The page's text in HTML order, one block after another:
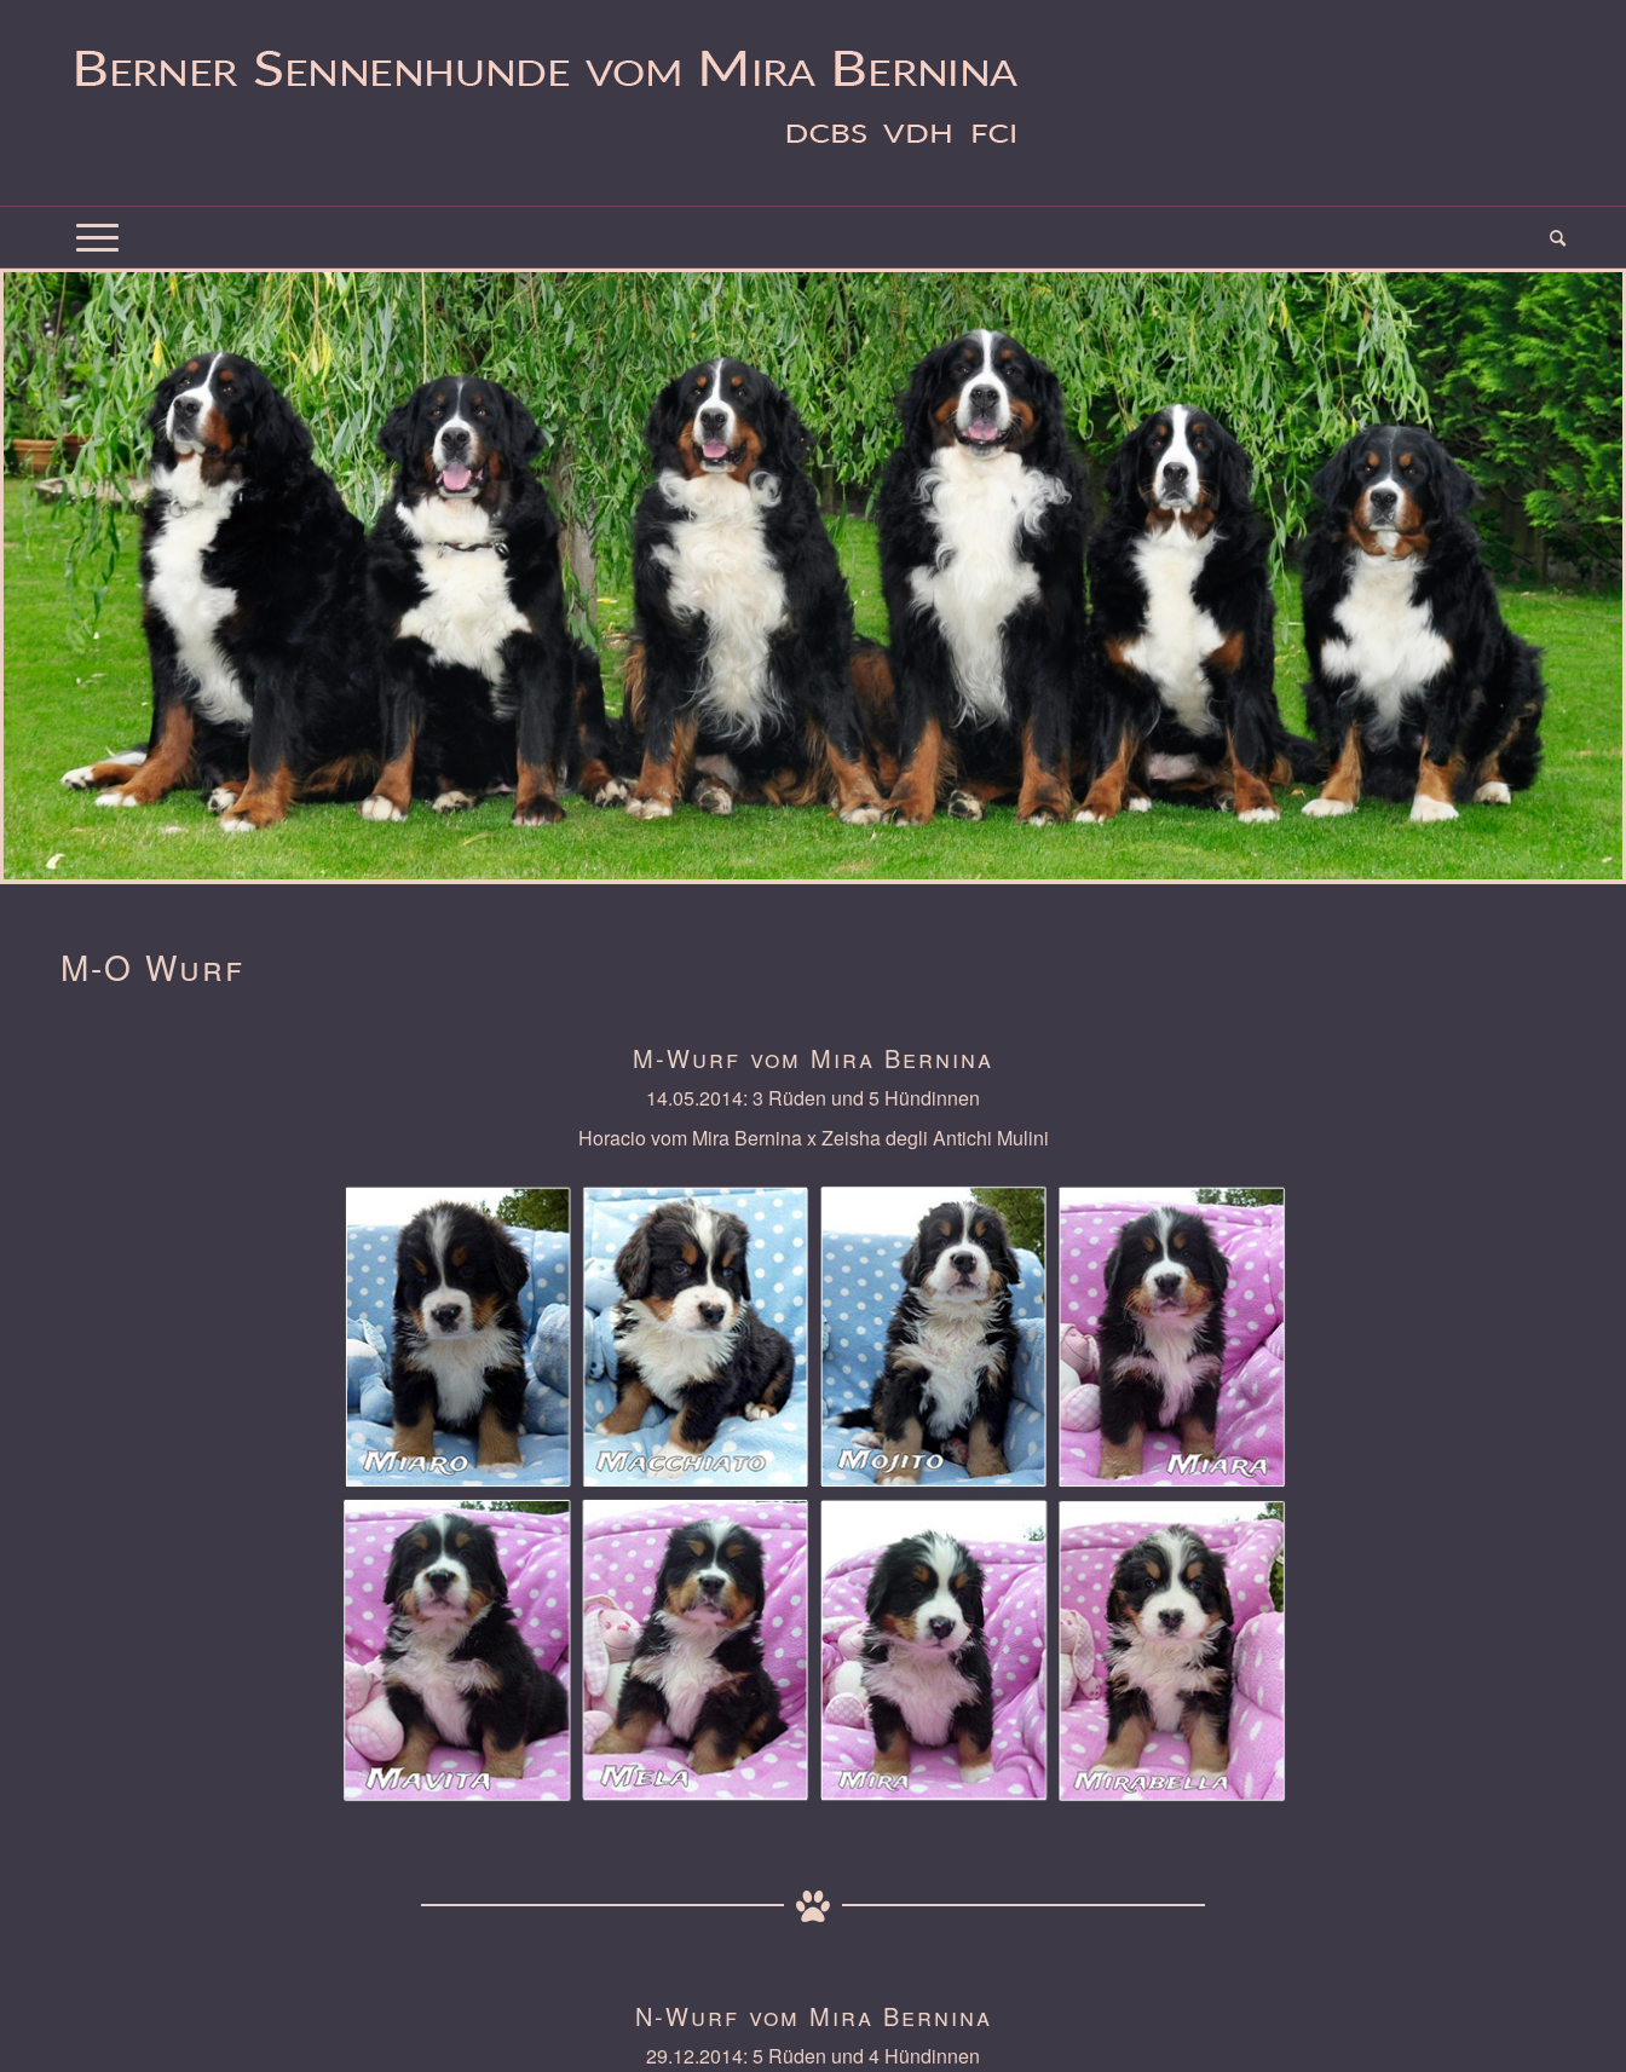
M-O Wurf
M-Wurf vom Mira Bernina
14.05.2014: 3 Rüden und 5 Hündinnen
Horacio vom Mira Bernina x Zeisha degli Antichi Mulini
N-Wurf vom Mira Bernina
29.12.2014: 5 Rüden und 4 Hündinnen